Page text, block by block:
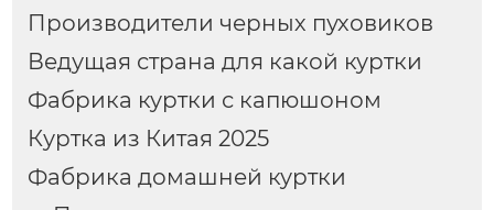
Производители черных пуховиков
Ведущая страна для какой куртки
Фабрика куртки с капюшоном
Куртка из Китая 2025
Фабрика домашней куртки